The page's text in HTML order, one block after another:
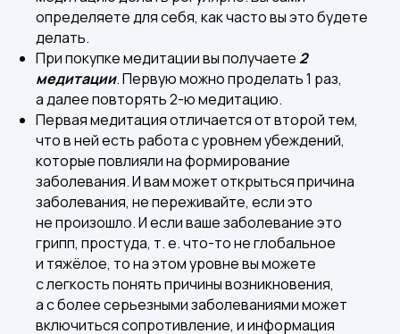
определяете для себя, как часто вы это будете
делать.
При покупке медитации вы получаете 2
медитации. Первую можно проделать 1 раз,
а далее повторять 2-ю медитацию.
Первая медитация отличается от второй тем,
что в ней есть работа с уровнем убеждений,
которые повлияли на формирование
заболевания. И вам может открыться причина
заболевания, не переживайте, если это
не произошло. И если ваше заболевание это
грипп, простуда, т. е. что-то не глобальное
и тяжёлое, то на этом уровне вы можете
с легкость понять причины возникновения,
а с более серьезными заболеваниями может
включиться сопротивление, и информация